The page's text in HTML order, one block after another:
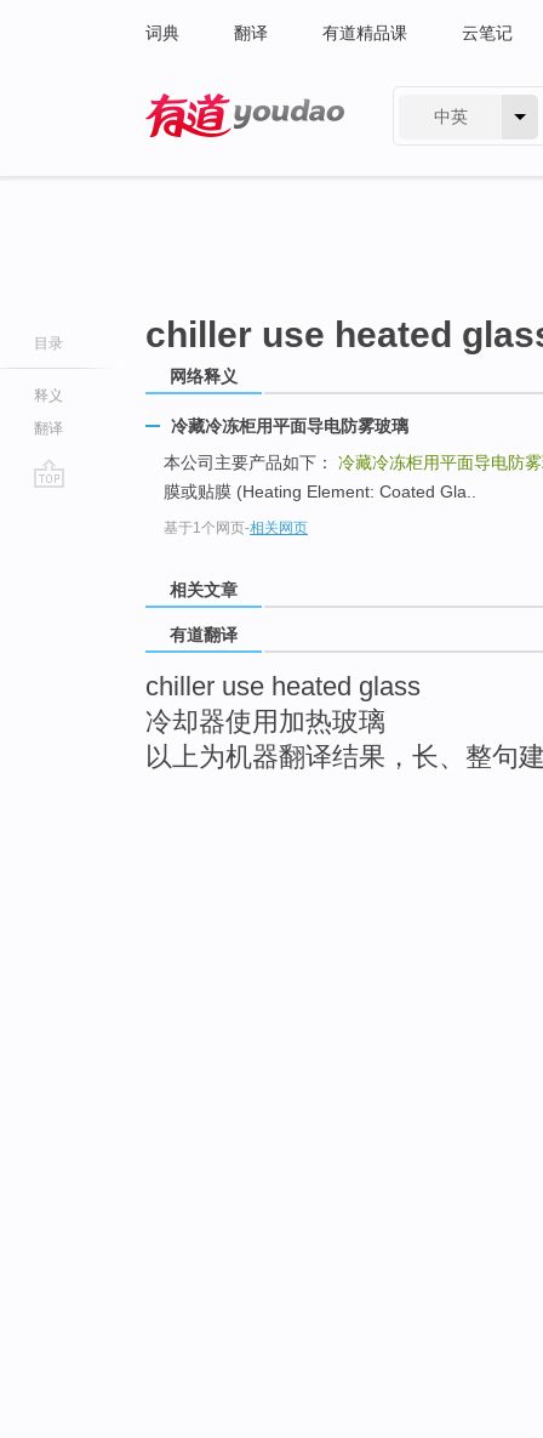
词典 翻译 有道精品课 云笔记
中英
目录
释义
翻译
chiller use heated
网络释义
冷藏冷冻柜用平面导电防雾玻璃
本公司主要产品如下： 冷藏冷冻柜用平面导电防
膜或贴膜 (Heating Element: Coated Gla..
基于1个网页-相关网页
相关文章
有道翻译
chiller use heated glass
冷却器使用加热玻璃
以上为机器翻译结果，长、整句